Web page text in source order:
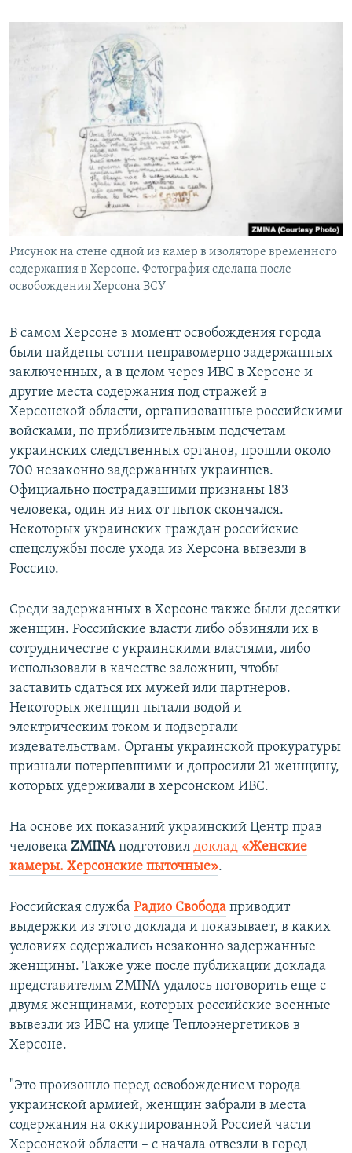
Рисунок на стене одной из камер в изоляторе временного
содержания в Херсоне. Фотография сделана после
освобождения Херсона ВСУ
В самом Херсоне в момент освобождения города
были найдены сотни неправомерно задержанных
заключенных, а в целом через ИВС в Херсоне и
другие места содержания под стражей в
Херсонской области, организованные российскими
войсками, по приблизительным подсчетам
украинских следственных органов, прошли около
700 незаконно задержанных украинцев.
Официально пострадавшими признаны 183
человека, один из них от пыток скончался.
Некоторых украинских граждан российские
спецслужбы после ухода из Херсона вывезли в
Россию.
Среди задержанных в Херсоне также были десятки
женщин. Российские власти либо обвиняли их в
сотрудничестве с украинскими властями, либо
использовали в качестве заложниц, чтобы
заставить сдаться их мужей или партнеров.
Некоторых женщин пытали водой и
электрическим током и подвергали
издевательствам. Органы украинской прокуратуры
признали потерпевшими и допросили 21 женщину,
которых удерживали в херсонском ИВС.
На основе их показаний украинский Центр прав
человека ZMINAподготовил доклад «Женские
камеры. Херсонские пыточные».
Российская служба Радио Свобода приводит
выдержки из этого доклада и показывает, в каких
условиях содержались незаконно задержанные
женщины. Также уже после публикации доклада
представителям ZMINA удалось поговорить еще с
двумя женщинами, которых российские военные
вывезли из ИВС на улице Теплоэнергетиков в
Херсоне.
"Это произошло перед освобождением города
украинской армией, женщин забрали в места
содержания на оккупированной Россией части
Херсонской области – с начала отвезли в город